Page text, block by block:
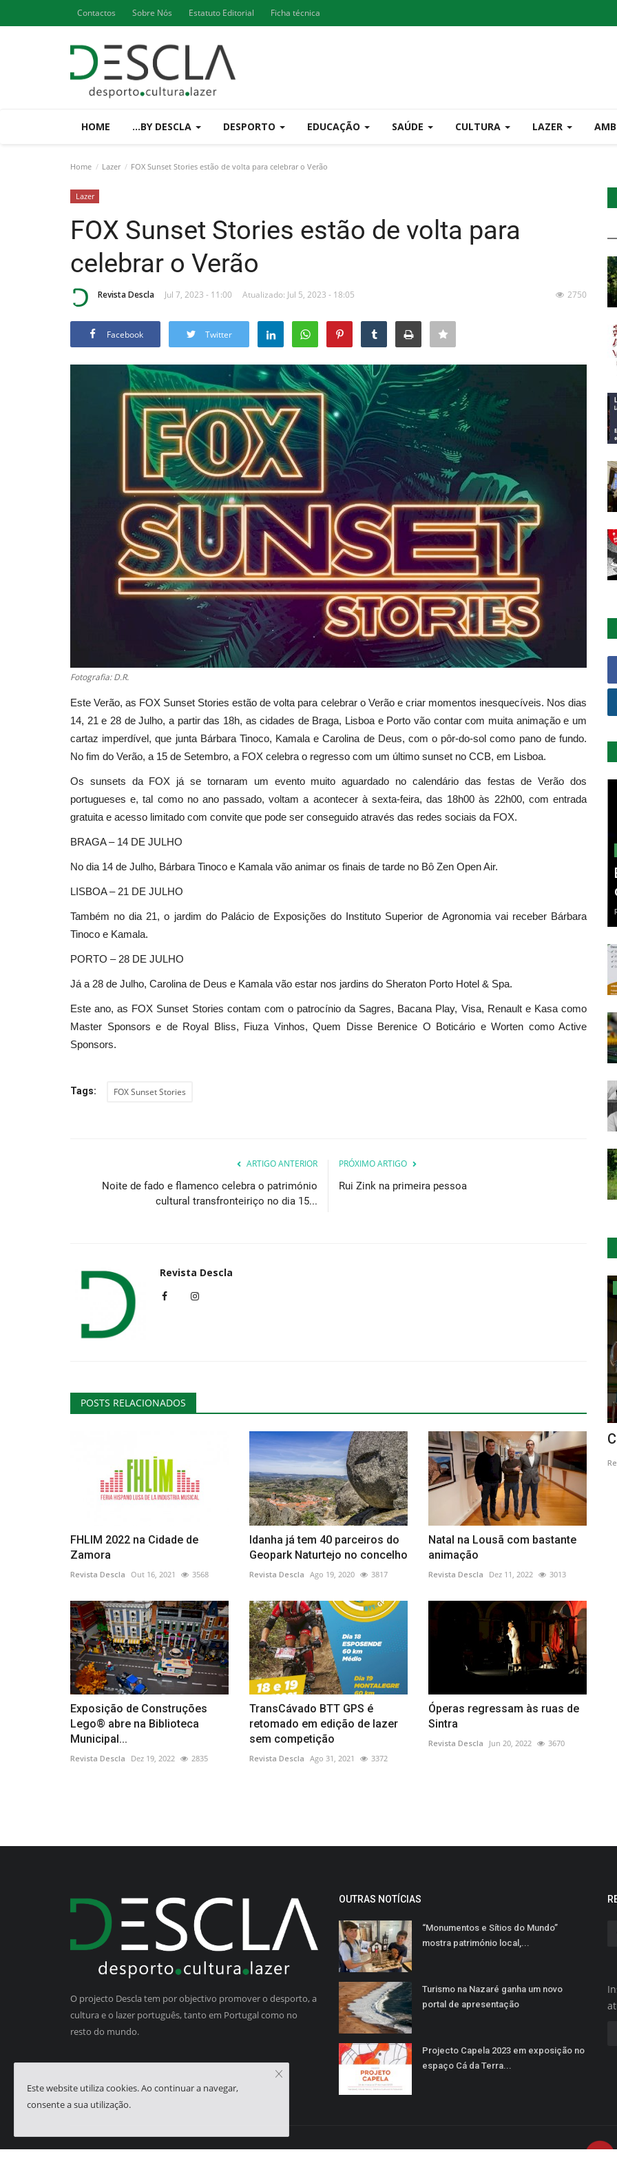
Contactos Sobre Nós Estatuto Editorial Ficha técnica
HOME ...BY DESCLA DESPORTO EDUCAÇÃO SAÚDE CULTURA LAZER
Home Lazer FOX Sunset Stories estão de volta para celebrar o Verão
Lazer
FOX Sunset Stories estão de volta para
celebrar o Verão
Revista Descla Jul 7, 2023 - 11:00 Atualizado: Jul 5, 2023 - 18:05 2750
Facebook Twitter
Fotografia: D.R.
Este Verão, as FOX Sunset Stories estão de volta para celebrar o Verão e criar momentos inesquecíveis. Nos dias
14, 21 e 28 de Julho, a partir das 18h, as cidades de Braga, Lisboa e Porto vão contar com muita animação e um
cartaz imperdível, que junta Bárbara Tinoco, Kamala e Carolina de Deus, com o pôr-do-sol como pano de fundo.
No fim do Verão, a 15 de Setembro, a FOX celebra o regresso com um último sunset no CCB, em Lisboa.
Os sunsets da FOX já se tornaram um evento muito aguardado no calendário das festas de Verão dos
portugueses e, tal como no ano passado, voltam a acontecer à sexta-feira, das 18h00 às 22h00, com entrada
gratuita e acesso limitado com convite que pode ser conseguido através das redes sociais da FOX.
BRAGA – 14 DE JULHO
No dia 14 de Julho, Bárbara Tinoco e Kamala vão animar os finais de tarde no Bô Zen Open Air.
LISBOA – 21 DE JULHO
Também no dia 21, o jardim do Palácio de Exposições do Instituto Superior de Agronomia vai receber Bárbara
Tinoco e Kamala.
PORTO – 28 DE JULHO
Já a 28 de Julho, Carolina de Deus e Kamala vão estar nos jardins do Sheraton Porto Hotel & Spa.
Este ano, as FOX Sunset Stories contam com o patrocínio da Sagres, Bacana Play, Visa, Renault e Kasa como
Master Sponsors e de Royal Bliss, Fiuza Vinhos, Quem Disse Berenice O Boticário e Worten como Active
Sponsors.
Tags: FOX Sunset Stories
ARTIGO ANTERIOR
Noite de fado e flamenco celebra o património
cultural transfronteiriço no dia 15...
PRÓXIMO ARTIGO
Rui Zink na primeira pessoa
Revista Descla
POSTS RELACIONADOS
FHLIM 2022 na Cidade de
Zamora
Revista Descla Out 16, 2021 3568
Idanha já tem 40 parceiros do
Geopark Naturtejo no concelho
Revista Descla Ago 19, 2020 3817
Natal na Lousã com bastante
animação
Revista Descla Dez 11, 2022 3013
Exposição de Construções
Lego® abre na Biblioteca
Municipal...
Revista Descla Dez 19, 2022 2835
TransCávado BTT GPS é
retomado em edição de lazer
sem competição
Revista Descla Ago 31, 2021 3372
Óperas regressam às ruas de
Sintra
Revista Descla Jun 20, 2022 3670
Cultura
O MIL começa com um espectáculo
original que junta as produtoras...
Revista Descla Set 27, 2022
Mostra de presépios em Lamego
Revista Descla Dez 3, 2021 3584
O projecto Descla tem por objectivo promover o desporto, a
cultura e o lazer português, tanto em Portugal como no
resto do mundo.
OUTRAS NOTÍCIAS
“Monumentos e Sítios do Mundo”
mostra património local,...
Turismo na Nazaré ganha um novo
portal de apresentação
Projecto Capela 2023 em exposição no
espaço Cá da Terra...
Este website utiliza cookies. Ao continuar a navegar,
consente a sua utilização.